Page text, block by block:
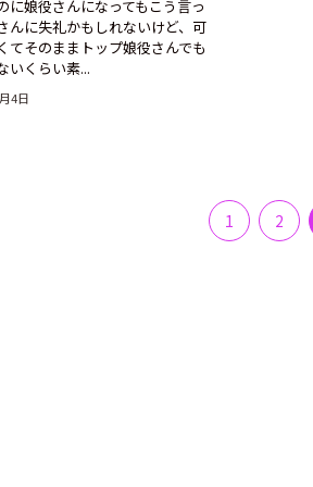
に娘役さんになってもこう言っ
んに失礼かもしれないけど、可
てそのままトップ娘役さんでも
いくらい素...
4日
1 2